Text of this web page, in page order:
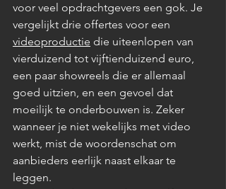
voor veel opdrachtgevers een gok. Je
vergelijkt drie offertes voor een
videoproductie die uiteenlopen van
vierduizend tot vijftienduizend euro,
een paar showreels die er allemaal
goed uitzien, en een gevoel dat
moeilijk te onderbouwen is. Zeker
wanneer je niet wekelijks met video
werkt, mist de woordenschat om
aanbieders eerlijk naast elkaar te
leggen.